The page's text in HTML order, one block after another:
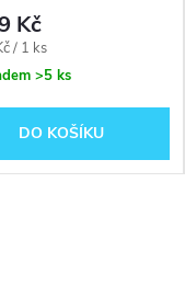
Kč
/ 1 ks
>5 ks
DO KOŠÍKU